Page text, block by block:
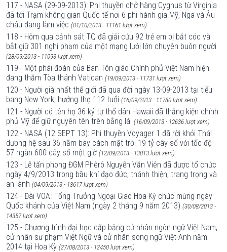
117 - NASA (29-09-2013): Phi thuyền chở hàng Cygnus từ Virginia
đã tới Trạm không gian Quốc tế nơi 6 phi hành gia Mỹ, Nga và Âu
châu đang làm việc (01/10/2013 - 11161 lượt xem)
118 - Hôm qua cảnh sát TQ đã giải cứu 92 trẻ em bị bắt cóc và
bắt giữ 301 nghi phạm của một mạng lưới lớn chuyên buôn người
(28/09/2013 - 11093 lượt xem)
119 - Một phái đoàn của Ban Tôn giáo Chính phủ Việt Nam hiện
đang thăm Tòa thánh Vatican (19/09/2013 - 11731 lượt xem)
120 - Người già nhất thế giới đã qua đời ngày 13-09-2013 tại tiểu
bang New York, hưởng thọ 112 tuổi (16/09/2013 - 11780 lượt xem)
121 - Người có tên họ 36 ký tự thổ dân Hawaii đã thắng kiện chính
phủ Mỹ để giữ nguyên tên trên bằng lái (16/09/2013 - 12636 lượt xem)
122 - NASA (12 SEPT 13): Phi thuyền Voyager 1 đã rời khỏi Thái
dương hệ sau 36 năm bay cách mặt trời 19 tỷ cây số với tốc độ
57 ngàn 600 cây số một giờ (12/09/2013 - 13013 lượt xem)
123 - Lễ tấn phong ĐGM Phêrô Nguyễn Văn Viên đã được tổ chức
ngày 4/9/2013 trong bầu khí đạo đức, thánh thiện, trang trọng và
an lành (04/09/2013 - 13617 lượt xem)
124 - Đài VOA: Tổng Trưởng Ngoại Giao Hoa Kỳ chúc mừng ngày
Quốc khánh của Việt Nam (ngày 2 tháng 9 năm 2013) (30/08/2013 -
14357 lượt xem)
125 - Chương trình đại học cấp bằng cử nhân ngôn ngữ Việt Nam,
cử nhân sư phạm Việt Ngữ và cử nhân song ngữ Việt-Anh năm
2014 tại Hoa Kỳ (27/08/2013 - 12450 lượt xem)